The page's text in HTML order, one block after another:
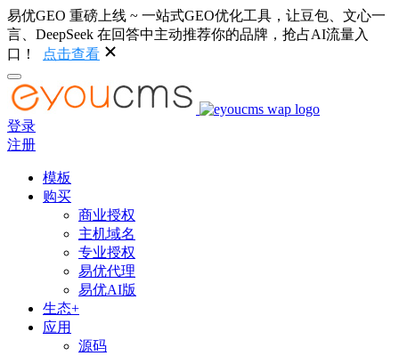
易优GEO 重磅上线 ~ 一站式GEO优化工具，让豆包、文心一
言、DeepSeek 在回答中主动推荐你的品牌，抢占AI流量入
口！
点击查看
登录
注册
模板
购买
商业授权
主机域名
专业授权
易优代理
易优AI版
生态+
应用
源码